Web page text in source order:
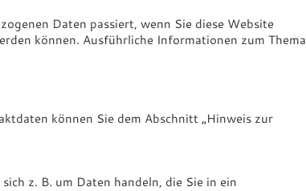
Daten passiert, wenn Sie diese Website
können. Ausführliche Informationen zum Thema
können Sie dem Abschnitt „Hinweis zur
z. B. um Daten handeln, die Sie in ein